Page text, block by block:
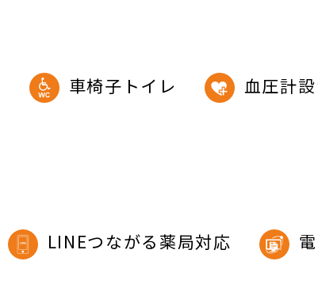
車椅子トイレ 血圧計
LINEつながる薬局対応